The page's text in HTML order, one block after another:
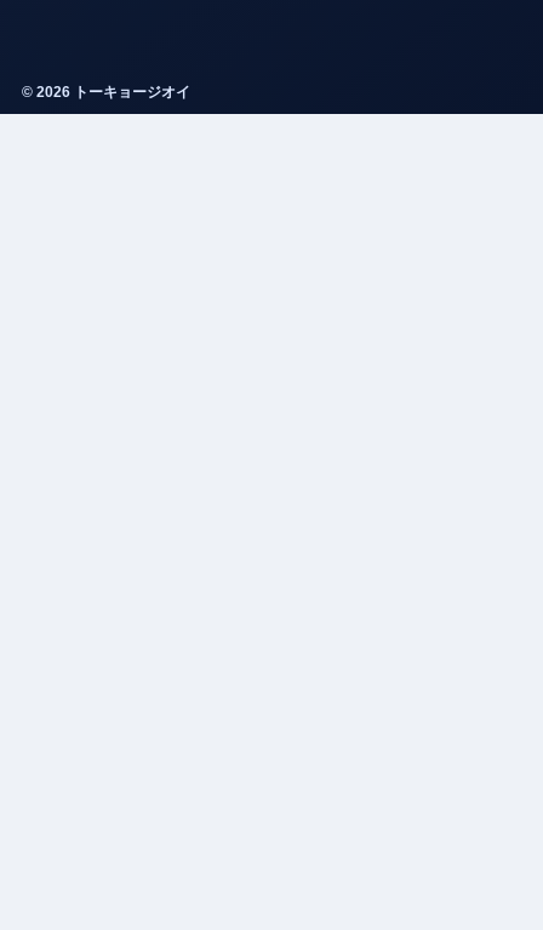
© 2026 トーキョージオイ